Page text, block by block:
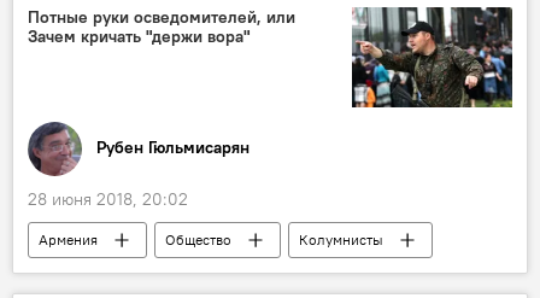
открытие
Потные руки осведомителей, или
Зачем кричать "держи вора"
Рубен Гюльмисарян
28 июня 2018, 20:02
Армения Общество
Колумнисты
задержание
воровство